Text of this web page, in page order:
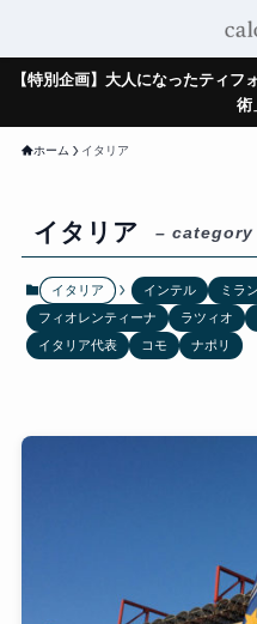
【特別企画】大人になったティ
術
ホーム イタリア
イタリア – category
イタリア インテル ミラン
フィオレンティーナ
ラツィオ
イタリア代表
コモ ナポリ